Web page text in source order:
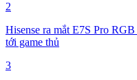
2
Hisense ra mắt E7S Pro
tới game thủ
3